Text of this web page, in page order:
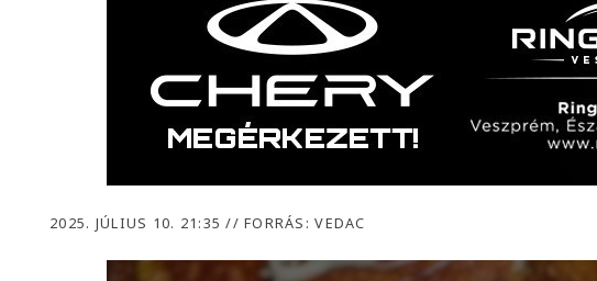
2025. JÚLIUS 10. 21:35// FORRÁS: VEDAC